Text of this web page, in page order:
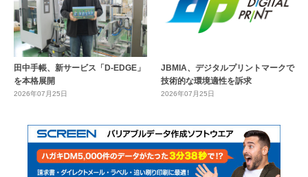
田中手帳、新サービス「D-EDGE」
を本格展開
2026年07月25日
JBMIA、デジタルプリントマークで
技術的な環境適性を訴求
2026年07月25日